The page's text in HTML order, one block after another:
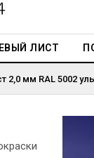
ЛИСТ
мм RAL 5002